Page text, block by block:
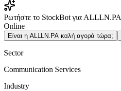
Ρωτήστε το StockBot για ALLLN.PA
Online
Είναι η ALLLN.PA καλή αγορά τώρα;
Sector
Communication Services
Industry